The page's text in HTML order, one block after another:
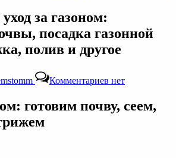
за газоном:
посадка газонной
полив и другое
Комментариевзаписи
уход
за
нет
готовим почву, сеем,